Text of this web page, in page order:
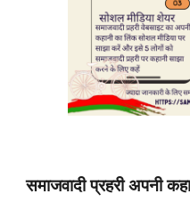
समाजवादी प्रहरी अपनी